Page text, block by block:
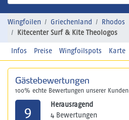
Wingfoilen Griechenland
Rhodos
Kitecenter Surf & Kite Theologos
Infos Preise Wingfoilspots Karte
Gästebewertungen
100% echte Bewertungen unserer Kunden
9
Herausragend
4 Bewertungen